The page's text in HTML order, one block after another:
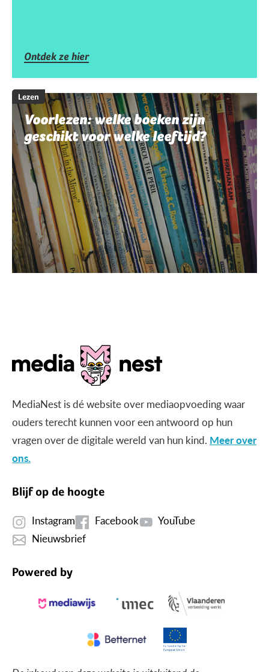
Ontdek ze hier
Lezen
Voorlezen: welke boeken zijn
geschikt voor welke leeftijd?
MediaNest is dé website over mediaopvoeding waar
ouders terecht kunnen voor een antwoord op hun
vragen over de digitale wereld van hun kind. Meer over
ons.
Blijf op de hoogte
Instagram Facebook
YouTube
Nieuwsbrief
Powered by